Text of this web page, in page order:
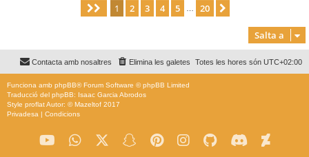
Pàgina de 20
1 2 3 4 5 20
Salta a
Totes les hores són UTC+02:00
Elimina les galetes
Contacta amb nosaltres
Funciona amb phpBB® Forum Software © phpBB Limited
Traducció del phpBB: Isaac Garcia Abrodos
Style proflatAutor: ©Mazeltof 2017
Privadesa | Condicions